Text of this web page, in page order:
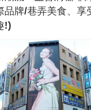
：位於南山上的首爾塔
眾開放，每天都有多遊
人；除表演、展覽和
形成一個複合型的文化
自星星的你》拍攝地，
陽台，可一眼眺望首爾
藝人在這的鐵絲網鎖上
迎。現在有許多情侶
品牌/巷弄美食、享
!)